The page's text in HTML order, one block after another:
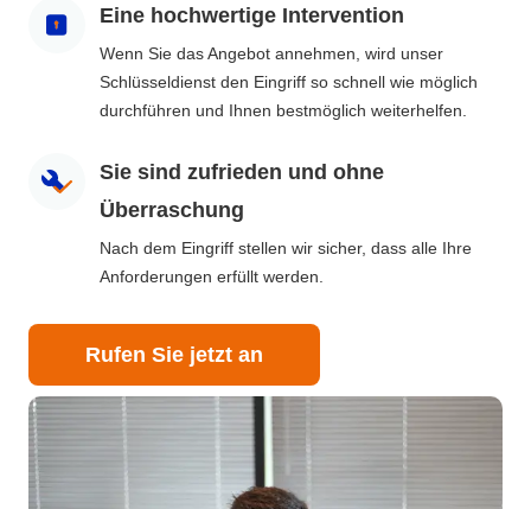
Eine hochwertige Intervention
Wenn Sie das Angebot annehmen, wird unser
Schlüsseldienst den Eingriff so schnell wie möglich
durchführen und Ihnen bestmöglich weiterhelfen.
Sie sind zufrieden und ohne
Überraschung
Nach dem Eingriff stellen wir sicher, dass alle Ihre
Anforderungen erfüllt werden.
Rufen Sie jetzt an